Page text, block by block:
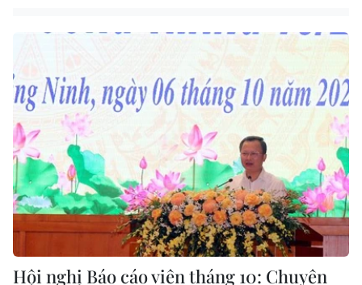
Hội nghị Báo cáo viên tháng 10: Chuyên